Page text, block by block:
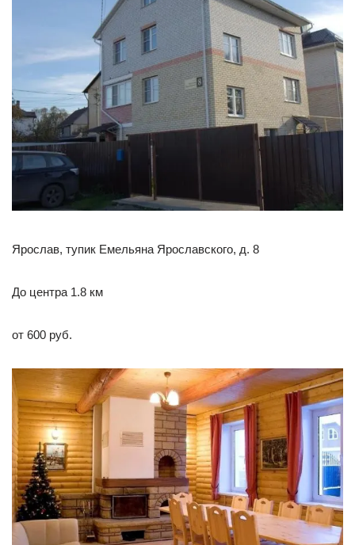
Ярослав, тупик Емельяна Ярославского, д. 8
До центра 1.8 км
от 600 руб.